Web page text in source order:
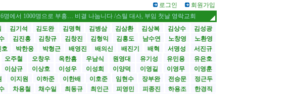
로그인 회원가입
명으로 부흥… 비결 나눕니다 /스틸 대사, 부임 첫날 영락교회 방문
CBMC 한국대회 내달 12일 개
김기석 김도완 김명혁 김병삼 김삼환 김상복 김상수
김성광
김진흥 김창규 김창진 김형익 김홍도 남수연 노창영
노환영
호 박한응 박형근 배영진 배의신 배진기 배혁 서명성
서진규
오주철 오창우 옥한흠 우남식 원영대 유기성 유민용
유은호
이삼규 이상호 이성우 이성희 이양덕 이영길 이영무
이영훈
이지원 이하준 이한배 이호준 임현수 장부완 전승문
정근두
차용철 채수일 최동규 최인근 피영민 피종진 하용조
한경직